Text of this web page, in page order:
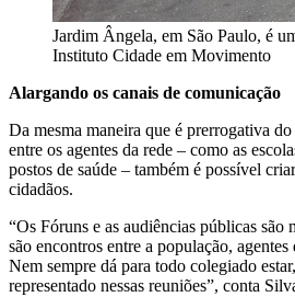
Jardim Ângela, em São Paulo, é
Instituto Cidade em Movimento
Alargando os canais de comunicação
Da mesma maneira que é prerrogativa
entre os agentes da rede – como as
postos de saúde – também é possível
cidadãos.
“Os Fóruns e as audiências públicas são
são encontros entre a população,
Nem sempre dá para todo colegiado
representado nessas reuniões”, conta